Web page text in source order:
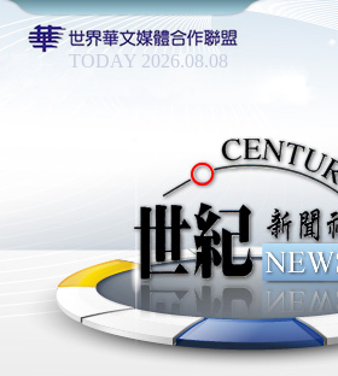
TODAY 2026.08.08